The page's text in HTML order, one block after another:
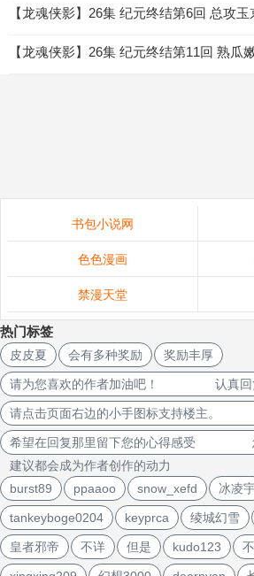
【龙魂侠影】26集 纪元终结第6回 总攻玉
【龙魂侠影】26集 纪元终结第11回 熟瓜
书包小说网
色色漫画
禁漫天堂
热门标签
皮皮夏 会有多种奖励 奖励丰厚
请为您喜欢的作者加油吧！ 认真回
请点击页面右边的小手图标支持楼主
希望在回复那里留下您的心得感受 您
建议都会成为作者创作的动力
burst89
ppaaoo snow_xefd 冰凌宇
tankeyboge0204 keyprca 绫城幻雪
皇者邪帝 不详 但是 kudo123